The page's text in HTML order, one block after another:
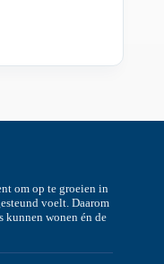
om op te groeien in
voelt. Daarom
wonen én de